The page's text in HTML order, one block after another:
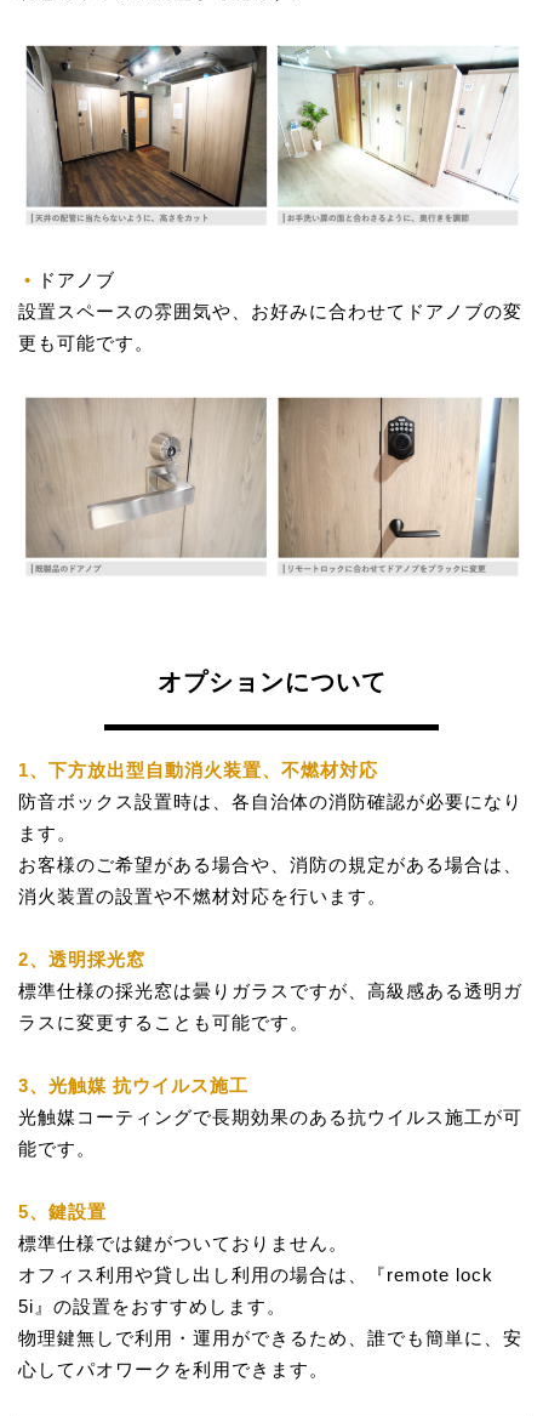
ドアノブ
設置スペースの雰囲気や、お好みに合わせてドアノブの変
更も可能です。
オプションについて
1、下方放出型自動消火装置、不燃材対応
防音ボックス設置時は、各自治体の消防確認が必要になり
ます。
お客様のご希望がある場合や、消防の規定がある場合は、
消火装置の設置や不燃材対応を行います。
2、透明採光窓
標準仕様の採光窓は曇りガラスですが、高級感ある透明ガ
ラスに変更することも可能です。
3、光触媒 抗ウイルス施工
光触媒コーティングで長期効果のある抗ウイルス施工が可
能です。
5、鍵設置
標準仕様では鍵がついておりません。
オフィス利用や貸し出し利用の場合は、『remote lock
5i』の設置をおすすめします。
物理鍵無しで利用・運用ができるため、誰でも簡単に、安
心してパオワークを利用できます。